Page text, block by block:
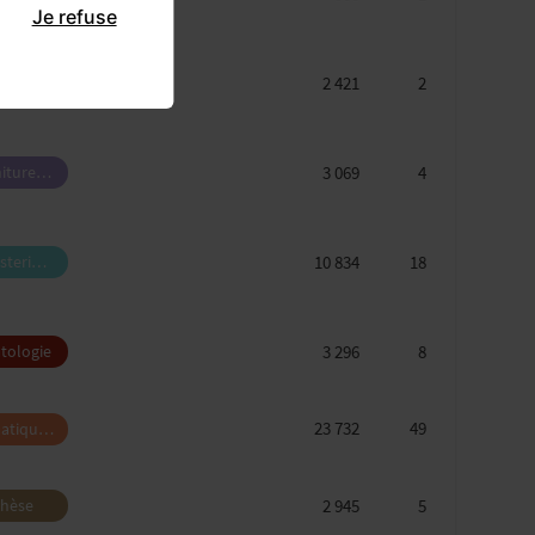
Je refuse
et
2 421 2
et
3 069 4
10 834 18
3 296 8
et
23 732 49
2 945 5